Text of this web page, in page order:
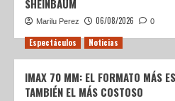
SHEINBAUM
Marilu Perez 06/08/2026 0
Espectáculos Noticias
IMAX 70 MM: EL FORMATO MÁS
TAMBIÉN EL MÁS COSTOSO